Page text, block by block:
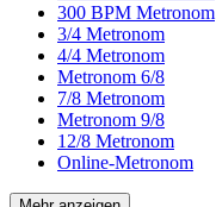
300 BPM Metronom
3/4 Metronom
4/4 Metronom
Metronom 6/8
7/8 Metronom
Metronom 9/8
12/8 Metronom
Online-Metronom